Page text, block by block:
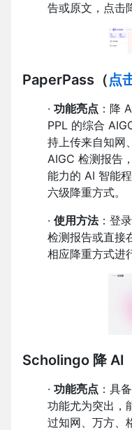
告或原文，点击
PaperPass （点
· 功能亮点 ：降
PPL 的综合
持上传来自知网
AIGC 检测报告
能力的 AI 智能
六级降重方式。
· 使用方法：登
检测报告或直接
相应降重方式进
Scholingo 降 AI
· 功能亮点 ：具
功能尤为突出，
过知网、万方、